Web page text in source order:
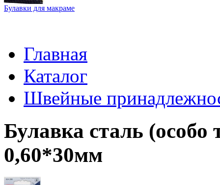
Булавки для макраме
Главная
Каталог
Швейные
Булавка сталь (особо
0,60*30мм